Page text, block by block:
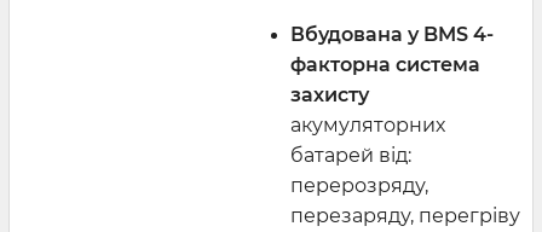
Вбудована у BMS 4-
факторна система
захисту
акумуляторних
батарей від:
перерозряду,
перезаряду, перегріву